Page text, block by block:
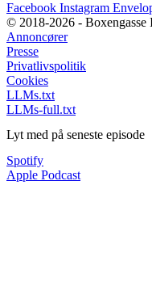
Facebook Instagram
© 2018-2026 - Boxengasse
Annoncører
Presse
Privatlivspolitik
Cookies
LLMs.txt
LLMs-full.txt
Lyt med på seneste episode
Spotify
Apple Podcast